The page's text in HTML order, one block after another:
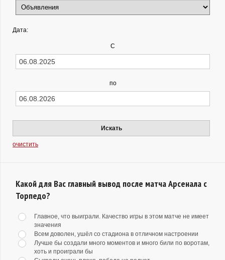
Дата:
С
по
Искать
очистить
Какой для Вас главный вывод после матча Арсенала с
Торпедо?
Главное, что выиграли. Качество игры в этом матче не имеет
значения
Всем доволен, ушёл со стадиона в отличном настроении
Лучше бы создали много моментов и много били по воротам,
хоть и проиграли бы